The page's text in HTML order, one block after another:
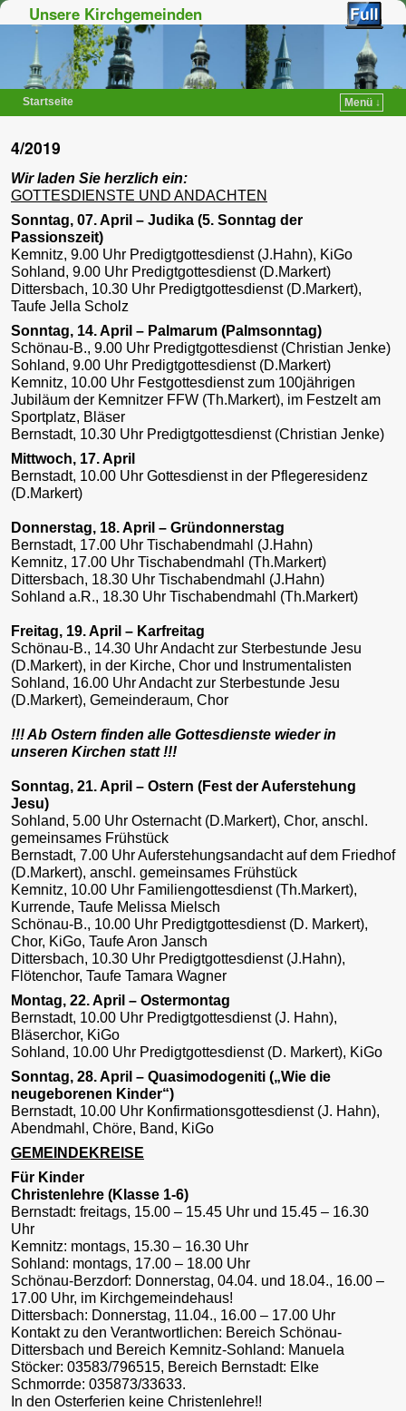
Unsere Kirchgemeinden
Startseite
Menü ↓
4/2019
Wir laden Sie herzlich ein:
GOTTESDIENSTE UND ANDACHTEN
Sonntag, 07. April – Judika (5. Sonntag der
Passionszeit)
Kemnitz, 9.00 Uhr Predigtgottesdienst (J.Hahn), KiGo
Sohland, 9.00 Uhr Predigtgottesdienst (D.Markert)
Dittersbach, 10.30 Uhr Predigtgottesdienst (D.Markert),
Taufe Jella Scholz
Sonntag, 14. April – Palmarum (Palmsonntag)
Schönau-B., 9.00 Uhr Predigtgottesdienst (Christian Jenke)
Sohland, 9.00 Uhr Predigtgottesdienst (D.Markert)
Kemnitz, 10.00 Uhr Festgottesdienst zum 100jährigen
Jubiläum der Kemnitzer FFW (Th.Markert), im Festzelt am
Sportplatz, Bläser
Bernstadt, 10.30 Uhr Predigtgottesdienst (Christian Jenke)
Mittwoch, 17. April
Bernstadt, 10.00 Uhr Gottesdienst in der Pflegeresidenz
(D.Markert)
Donnerstag, 18. April – Gründonnerstag
Bernstadt, 17.00 Uhr Tischabendmahl (J.Hahn)
Kemnitz, 17.00 Uhr Tischabendmahl (Th.Markert)
Dittersbach, 18.30 Uhr Tischabendmahl (J.Hahn)
Sohland a.R., 18.30 Uhr Tischabendmahl (Th.Markert)
Freitag, 19. April – Karfreitag
Schönau-B., 14.30 Uhr Andacht zur Sterbestunde Jesu
(D.Markert), in der Kirche, Chor und Instrumentalisten
Sohland, 16.00 Uhr Andacht zur Sterbestunde Jesu
(D.Markert), Gemeinderaum, Chor
!!! Ab Ostern finden alle Gottesdienste wieder in
unseren Kirchen statt !!!
Sonntag, 21. April – Ostern (Fest der Auferstehung
Jesu)
Sohland, 5.00 Uhr Osternacht (D.Markert), Chor, anschl.
gemeinsames Frühstück
Bernstadt, 7.00 Uhr Auferstehungsandacht auf dem Friedhof
(D.Markert), anschl. gemeinsames Frühstück
Kemnitz, 10.00 Uhr Familiengottesdienst (Th.Markert),
Kurrende, Taufe Melissa Mielsch
Schönau-B., 10.00 Uhr Predigtgottesdienst (D. Markert),
Chor, KiGo, Taufe Aron Jansch
Dittersbach, 10.30 Uhr Predigtgottesdienst (J.Hahn),
Flötenchor, Taufe Tamara Wagner
Montag, 22. April – Ostermontag
Bernstadt, 10.00 Uhr Predigtgottesdienst (J. Hahn),
Bläserchor, KiGo
Sohland, 10.00 Uhr Predigtgottesdienst (D. Markert), KiGo
Sonntag, 28. April – Quasimodogeniti („Wie die
neugeborenen Kinder“)
Bernstadt, 10.00 Uhr Konfirmationsgottesdienst (J. Hahn),
Abendmahl, Chöre, Band, KiGo
GEMEINDEKREISE
Für Kinder
Christenlehre (Klasse 1-6)
Bernstadt: freitags, 15.00 – 15.45 Uhr und 15.45 – 16.30
Uhr
Kemnitz: montags, 15.30 – 16.30 Uhr
Sohland: montags, 17.00 – 18.00 Uhr
Schönau-Berzdorf: Donnerstag, 04.04. und 18.04., 16.00 –
17.00 Uhr, im Kirchgemeindehaus!
Dittersbach: Donnerstag, 11.04., 16.00 – 17.00 Uhr
Kontakt zu den Verantwortlichen: Bereich Schönau-
Dittersbach und Bereich Kemnitz-Sohland: Manuela
Stöcker: 03583/796515, Bereich Bernstadt: Elke
Schmorrde: 035873/33633.
In den Osterferien keine Christenlehre!!